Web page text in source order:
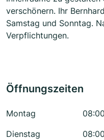
verschönern. Ihr
Samstag und Sonntag.
Verpflichtungen.
Öffnungszeiten
Montag
Dienstag